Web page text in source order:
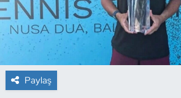
Paylaş
Cimnastik
Curling
Dağcılık